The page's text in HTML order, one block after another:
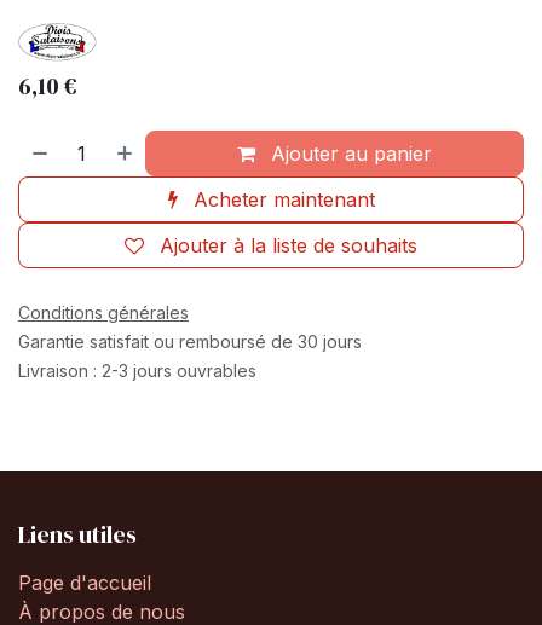
6,10€
Ajouter au panier
Acheter maintenant
Ajouter à la liste de souhaits
Conditions générales
Garantie satisfait ou remboursé de 30 jours
Livraison : 2-3 jours ouvrables
Liens utiles
Page d'accueil
À propos de nous